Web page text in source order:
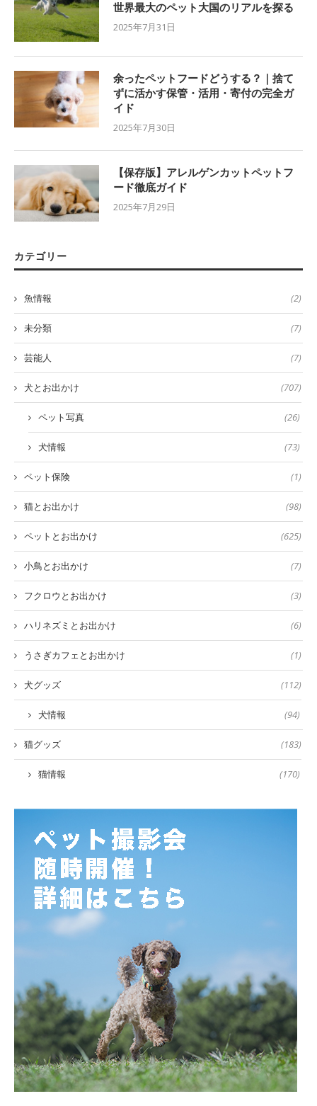
世界最大のペット大国のリアルを探る
2025年7月31日
余ったペットフードどうする？｜捨て
ずに活かす保管・活用・寄付の完全ガ
イド
2025年7月30日
【保存版】アレルゲンカットペットフ
ード徹底ガイド
2025年7月29日
カテゴリー
魚情報 (2)
未分類 (7)
芸能人 (7)
犬とお出かけ (707)
ペット写真 (26)
犬情報 (73)
ペット保険 (1)
猫とお出かけ (98)
ペットとお出かけ (625)
小鳥とお出かけ (7)
フクロウとお出かけ (3)
ハリネズミとお出かけ (6)
うさぎカフェとお出かけ (1)
犬グッズ (112)
犬情報 (94)
猫グッズ (183)
猫情報 (170)